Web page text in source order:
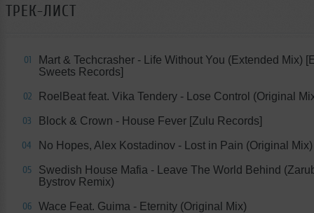
ТРЕК-ЛИСТ
01
Mart & Techcrasher - Life Without You (Extended Mix)
Sweets Records]
02 RoelBeat feat. Vika Tendery - Lose Control (Original
03 Block & Crown - House Fever [Zulu Records]
04 No Hopes, Alex Kostadinov - Lost in Pain (Original Mix)
05
Swedish House Mafia - Leave The World Behind
Bystrov Remix)
06 Wace Feat. Guima - Eternity (Original Mix)